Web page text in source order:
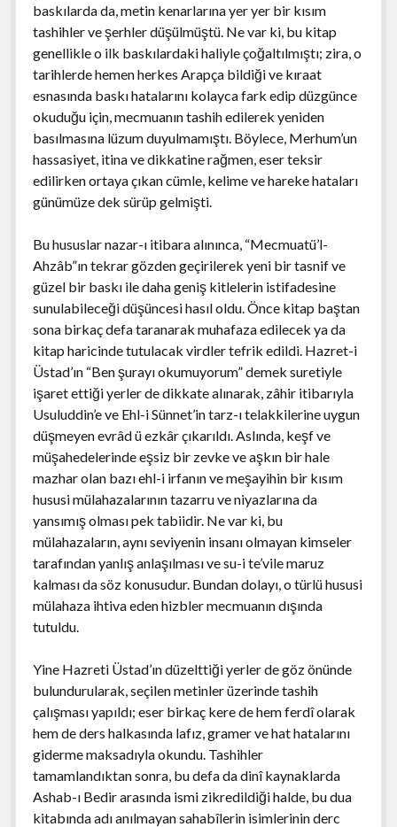
baskılarda da, metin kenarlarına yer yer bir kısım
tashihler ve şerhler düşülmüştü. Ne var ki, bu kitap
genellikle o ilk baskılardaki haliyle çoğaltılmıştı; zira, o
tarihlerde hemen herkes Arapça bildiği ve kıraat
esnasında baskı hatalarını kolayca fark edip düzgünce
okuduğu için, mecmuanın tashih edilerek yeniden
basılmasına lüzum duyulmamıştı. Böylece, Merhum’un
hassasiyet, itina ve dikkatine rağmen, eser teksir
edilirken ortaya çıkan cümle, kelime ve hareke hataları
günümüze dek sürüp gelmişti.
Bu hususlar nazar-ı itibara alınınca, “Mecmuatü’l-
Ahzâb”ın tekrar gözden geçirilerek yeni bir tasnif ve
güzel bir baskı ile daha geniş kitlelerin istifadesine
sunulabileceği düşüncesi hasıl oldu. Önce kitap baştan
sona birkaç defa taranarak muhafaza edilecek ya da
kitap haricinde tutulacak virdler tefrik edildi. Hazret-i
Üstad’ın “Ben şurayı okumuyorum” demek suretiyle
işaret ettiği yerler de dikkate alınarak, zâhir itibarıyla
Usuluddin’e ve Ehl-i Sünnet’in tarz-ı telakkilerine uygun
düşmeyen evrâd ü ezkâr çıkarıldı. Aslında, keşf ve
müşahedelerinde eşsiz bir zevke ve aşkın bir hale
mazhar olan bazı ehl-i irfanın ve meşayihin bir kısım
hususi mülahazalarının tazarru ve niyazlarına da
yansımış olması pek tabiidir. Ne var ki, bu
mülahazaların, aynı seviyenin insanı olmayan kimseler
tarafından yanlış anlaşılması ve su-i te’vile maruz
kalması da söz konusudur. Bundan dolayı, o türlü hususi
mülahaza ihtiva eden hizbler mecmuanın dışında
tutuldu.
Yine Hazreti Üstad’ın düzelttiği yerler de göz önünde
bulundurularak, seçilen metinler üzerinde tashih
çalışması yapıldı; eser birkaç kere de hem ferdî olarak
hem de ders halkasında lafız, gramer ve hat hatalarını
giderme maksadıyla okundu. Tashihler
tamamlandıktan sonra, bu defa da dinî kaynaklarda
Ashab-ı Bedir arasında ismi zikredildiği halde, bu dua
kitabında adı anılmayan sahabîlerin isimlerinin derc